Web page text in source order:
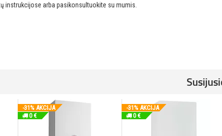
instrukcijose arba pasikonsultuokite su mumis.
-31% AKCIJA
0 €
-31% AKCIJA
0 €